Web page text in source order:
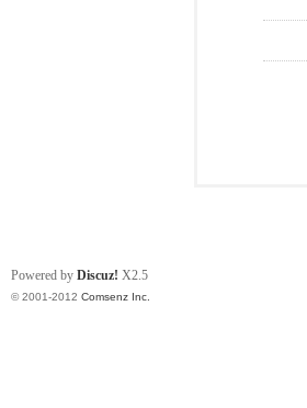
Powered by Discuz! X2.5
© 2001-2012 Comsenz Inc.